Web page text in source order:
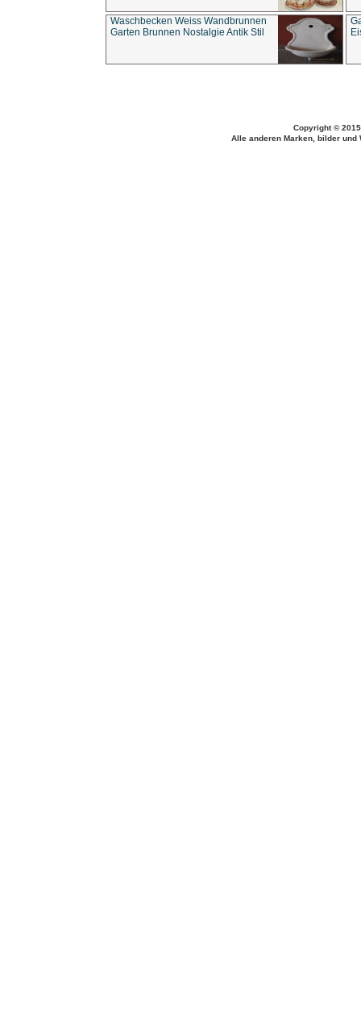
Waschbecken Weiss Wandbrunnen
Garten Brunnen Nostalgie Antik Stil
Copyright ©
Alle anderen Marken, bilder und